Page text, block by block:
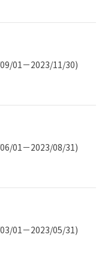
01－2023/11/30)
01－2023/08/31)
01－2023/05/31)